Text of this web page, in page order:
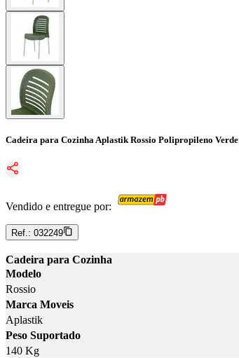
Cadeira para Cozinha Aplastik Rossio Polipropileno Verde
Vendido e entregue por:
Ref.: 032249
Cadeira para Cozinha
Modelo
Rossio
Marca Moveis
Aplastik
Peso Suportado
140 Kg